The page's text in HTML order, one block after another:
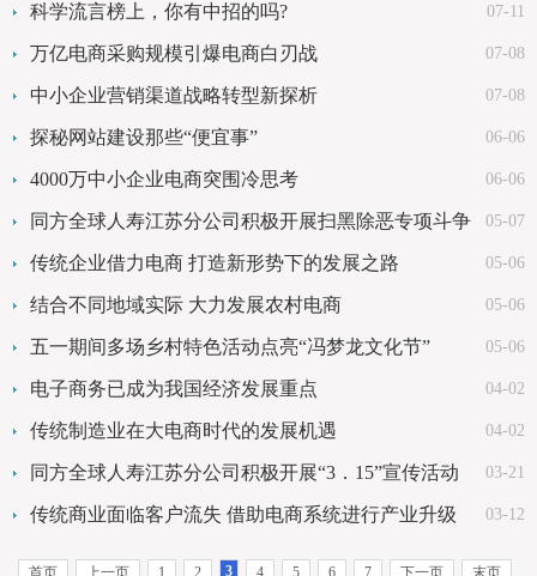
07-11
科学流言榜上，你有中招的吗?
07-08
万亿电商采购规模引爆电商白刃战
07-08
中小企业营销渠道战略转型新探析
06-06
探秘网站建设那些“便宜事”
06-06
4000万中小企业电商突围冷思考
05-07
同方全球人寿江苏分公司积极开展扫黑除恶专项斗争
工作 05-06
传统企业借力电商 打造新形势下的发展之路
05-06
结合不同地域实际 大力发展农村电商
05-06
五一期间多场乡村特色活动点亮“冯梦龙文化节”
04-02
电子商务已成为我国经济发展重点
04-02
传统制造业在大电商时代的发展机遇
03-21
同方全球人寿江苏分公司积极开展“3．15”宣传活动
03-12
传统商业面临客户流失 借助电商系统进行产业升级
首页 上一页 1 2 3 4 5 6 7 下一页 末页